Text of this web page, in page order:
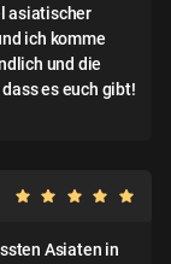
asiatischer
ich komme
und die
es euch gibt!
Asiaten in